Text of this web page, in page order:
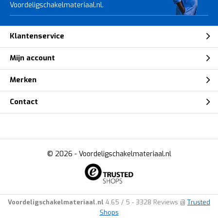
Voordeligschakelmateriaal.nl.
Klantenservice
Mijn account
Merken
Contact
© 2026 - Voordeligschakelmateriaal.nl
Voordeligschakelmateriaal.nl 4.65 / 5 - 3328 Reviews @ Trusted
Shops